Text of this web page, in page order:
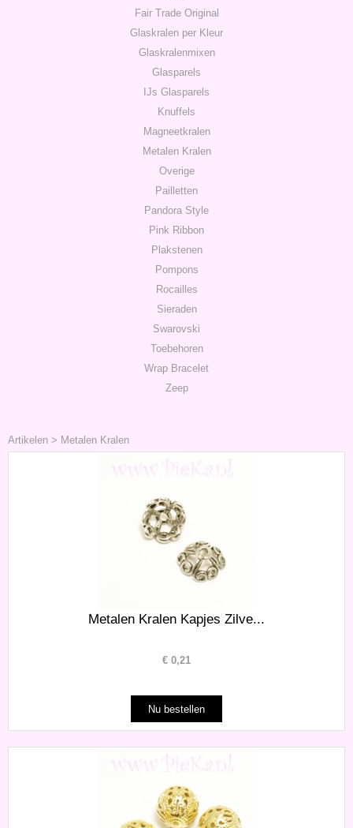
Fair Trade Original
Glaskralen per Kleur
Glaskralenmixen
Glasparels
IJs Glasparels
Knuffels
Magneetkralen
Metalen Kralen
Overige
Pailletten
Pandora Style
Pink Ribbon
Plakstenen
Pompons
Rocailles
Sieraden
Swarovski
Toebehoren
Wrap Bracelet
Zeep
Artikelen > Metalen Kralen
Metalen Kralen Kapjes Zilve...
€ 0,21